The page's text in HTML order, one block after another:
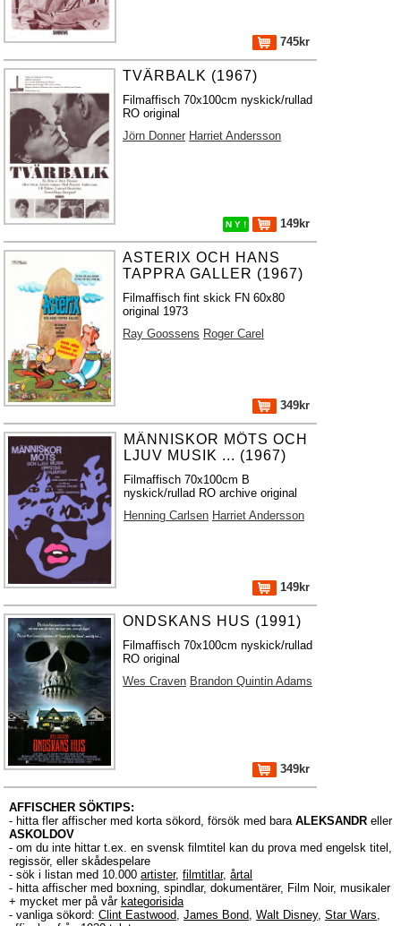
745kr
TVÄRBALK (1967)
Filmaffisch 70x100cm nyskick/rullad
RO original
Jörn Donner Harriet Andersson
N Y ! 149kr
ASTERIX OCH HANS
TAPPRA GALLER (1967)
Filmaffisch fint skick FN 60x80
original 1973
Ray Goossens Roger Carel
349kr
MÄNNISKOR MÖTS OCH
LJUV MUSIK ... (1967)
Filmaffisch 70x100cm B
nyskick/rullad RO archive original
Henning Carlsen Harriet Andersson
149kr
ONDSKANS HUS (1991)
Filmaffisch 70x100cm nyskick/rullad
RO original
Wes Craven Brandon Quintin Adams
349kr
AFFISCHER SÖKTIPS:
- hitta fler affischer med korta sökord, försök med bara ALEKSANDR eller
ASKOLDOV
- om du inte hittar t.ex. en svensk filmtitel kan du prova med engelsk titel,
regissör, eller skådespelare
- sök i listan med 10.000 artister, filmtitlar, årtal
- hitta affischer med boxning, spindlar, dokumentärer, Film Noir, musikaler
+ mycket mer på vår kategorisida
- vanliga sökord: Clint Eastwood, James Bond, Walt Disney, Star Wars,